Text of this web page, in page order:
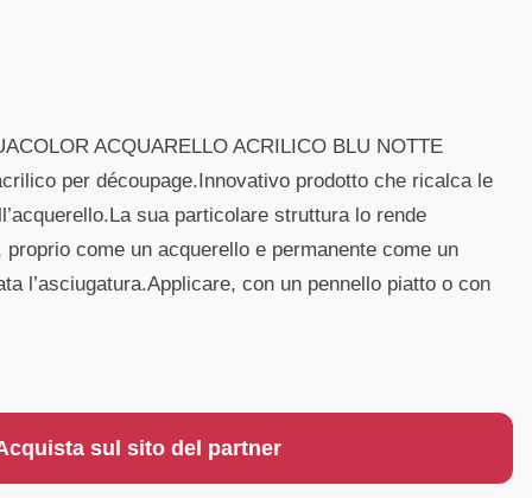
ACQUARELLO ACRILICO BLU NOTTE
per découpage.Innovativo prodotto che ricalca le
sua particolare struttura lo rende
come un acquerello e permanente come un
l’asciugatura.Applicare, con un pennello piatto o con
sul sito del partner